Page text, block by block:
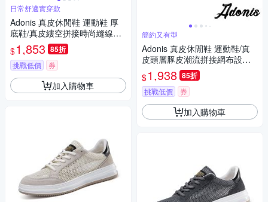
日常舒適實穿款
Adonis 真皮休閒鞋 運動鞋 厚
底鞋/真皮縷空拼接時尚縫線繫
帶厚底休閒運動鞋 卡其
$1,853 85折
挑戰低價 券
加入購物車
簡約又有型
Adonis 真皮休閒鞋 運動鞋/真
皮頭層豚皮潮流拼接網布設計
休閒運動鞋 灰
$1,938 85折
挑戰低價 券
加入購物車